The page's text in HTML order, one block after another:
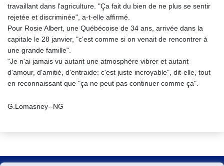
travaillant dans l'agriculture. "Ça fait du bien de ne plus se sentir
rejetée et discriminée", a-t-elle affirmé.
Pour Rosie Albert, une Québécoise de 34 ans, arrivée dans la
capitale le 28 janvier, "c'est comme si on venait de rencontrer à
une grande famille".
"Je n'ai jamais vu autant une atmosphère vibrer et autant
d'amour, d'amitié, d'entraide: c'est juste incroyable", dit-elle, tout
en reconnaissant que "ça ne peut pas continuer comme ça".
G.Lomasney--NG